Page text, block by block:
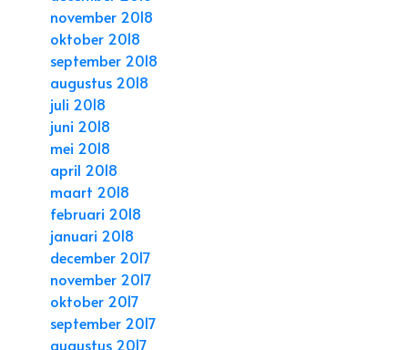
november 2018
oktober 2018
september 2018
augustus 2018
juli 2018
juni 2018
mei 2018
april 2018
maart 2018
februari 2018
januari 2018
december 2017
november 2017
oktober 2017
september 2017
augustus 2017